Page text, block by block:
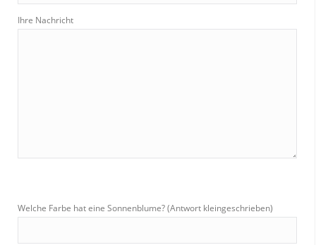
Ihre Nachricht
Welche Farbe hat eine Sonnenblume? (Antwort kleingeschrieben)